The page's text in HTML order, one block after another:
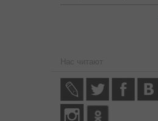
Нас читают